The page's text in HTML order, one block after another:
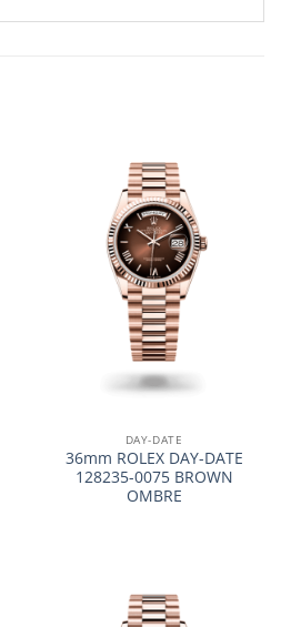
DAY-DATE
36mm ROLEX DAY-DATE
128235-0075 BROWN
OMBRE